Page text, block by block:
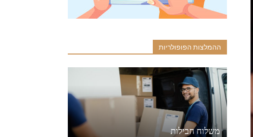
ההמלצות הפופולריות
משלוח חבילות